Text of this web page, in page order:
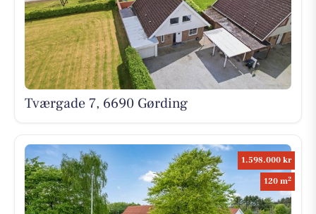
Tværgade 7, 6690 Gørding
1.598.000 kr
120 m2